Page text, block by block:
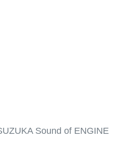
Sound of ENGINE